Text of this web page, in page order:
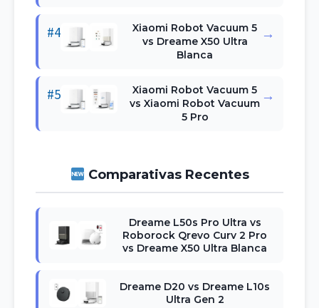
#4
Xiaomi Robot Vacuum 5
vs Dreame X50 Ultra
Blanca
→
#5
Xiaomi Robot Vacuum 5
vs Xiaomi Robot Vacuum
5 Pro
→
Comparativas Recentes
Dreame L50s Pro Ultra vs
Roborock Qrevo Curv 2 Pro
vs Dreame X50 Ultra Blanca
Dreame D20 vs Dreame L10s
Ultra Gen 2